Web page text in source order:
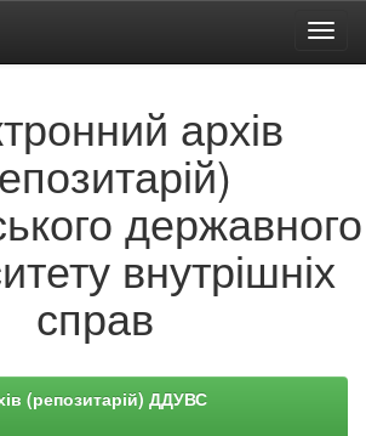
архів
державного
внутрішніх
справ
(репозитарій) ДДУВС